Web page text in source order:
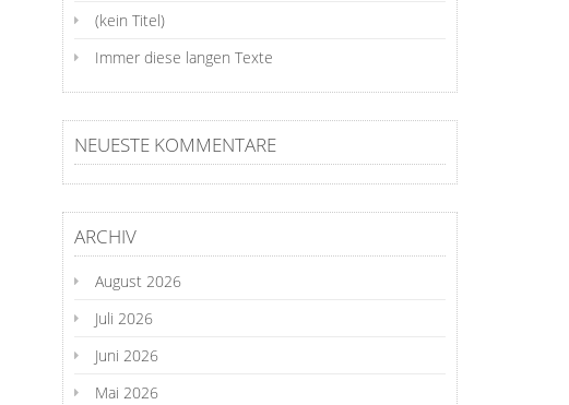
(kein Titel)
Immer diese langen Texte
NEUESTE KOMMENTARE
ARCHIV
August 2026
Juli 2026
Juni 2026
Mai 2026